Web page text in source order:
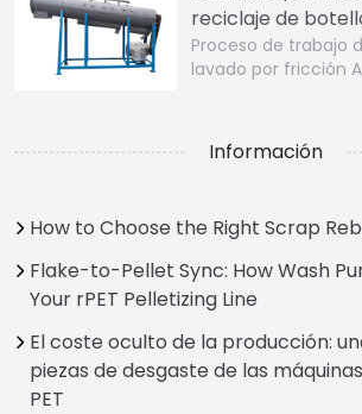
reciclaje de
Proceso de trabajo
lavado por fricción
Información
How to Choose the Right Scrap
Flake-to-Pellet Sync: How Wash
Your rPET Pelletizing Line
El coste oculto de la producción:
piezas de desgaste de las
PET